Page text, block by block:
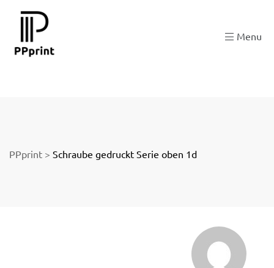
Menu
PPprint > Schraube gedruckt Serie oben 1d